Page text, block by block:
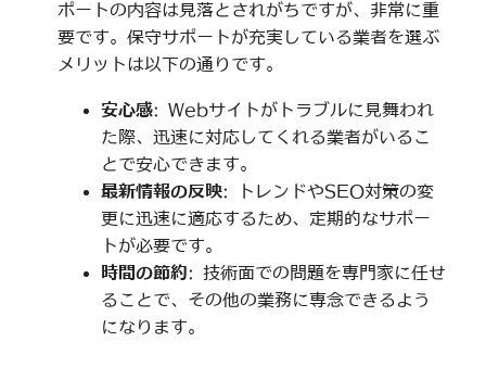
ポートの内容は見落とされがちですが、非常に重
要です。保守サポートが充実している業者を選ぶ
メリットは以下の通りです。
安心感: Webサイトがトラブルに見舞われ
た際、迅速に対応してくれる業者がいるこ
とで安心できます。
最新情報の反映: トレンドやSEO対策の変
更に迅速に適応するため、定期的なサポー
トが必要です。
時間の節約: 技術面での問題を専門家に任せ
ることで、その他の業務に専念できるよう
になります。